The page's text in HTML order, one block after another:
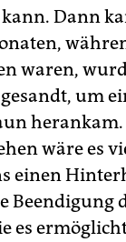
Dann
waren,
um
wäre es
einen
Beendigung
es